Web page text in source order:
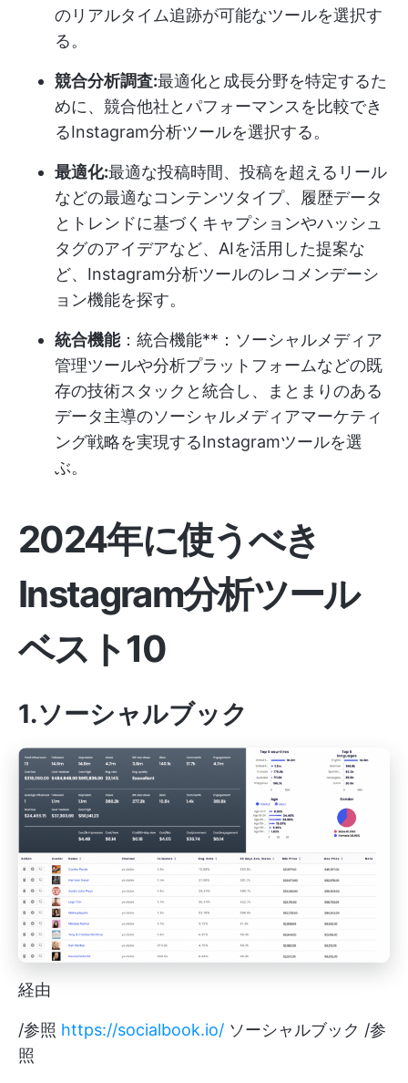
のリアルタイム追跡が可能なツールを選択す
る。
競合分析調査:最適化と成長分野を特定するた
めに、競合他社とパフォーマンスを比較でき
るInstagram分析ツールを選択する。
最適化:最適な投稿時間、投稿を超えるリール
などの最適なコンテンツタイプ、履歴データ
とトレンドに基づくキャプションやハッシュ
タグのアイデアなど、AIを活用した提案な
ど、Instagram分析ツールのレコメンデーシ
ョン機能を探す。
統合機能：統合機能**：ソーシャルメディア
管理ツールや分析プラットフォームなどの既
存の技術スタックと統合し、まとまりのある
データ主導のソーシャルメディアマーケティ
ング戦略を実現するInstagramツールを選
ぶ。
2024年に使うべき
Instagram分析ツール
ベスト10
1.ソーシャルブック
経由
/参照 https://socialbook.io/ ソーシャルブック /参
照